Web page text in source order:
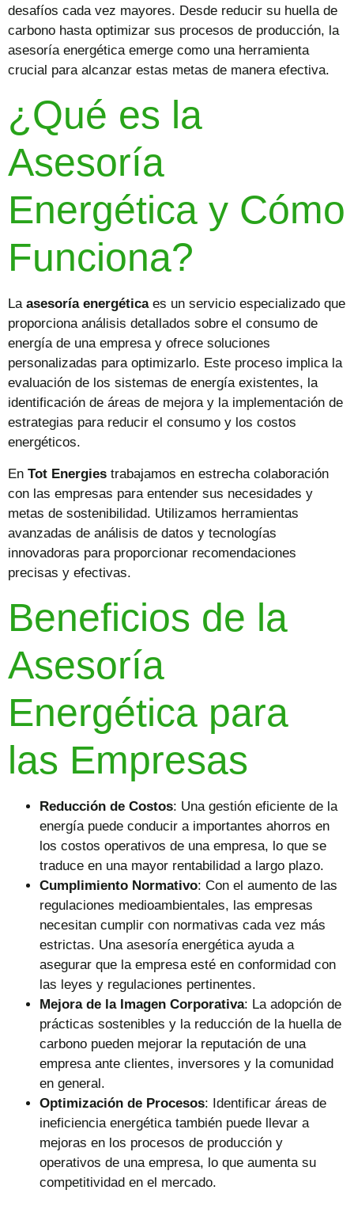
desafíos cada vez mayores. Desde reducir su huella de
carbono hasta optimizar sus procesos de producción, la
asesoría energéticaemerge como una herramienta
crucial para alcanzar estas metas de manera efectiva.
¿Qué es la
Asesoría
Energética y Cómo
Funciona?
La asesoría energéticaes un servicio especializado que
proporciona análisis detallados sobre el consumo de
energía de una empresa y ofrece soluciones
personalizadas para optimizarlo. Este proceso implica la
evaluación de los sistemas de energía existentes, la
identificación de áreas de mejora y la implementación de
estrategias para reducir el consumo y los costos
energéticos.
En Tot Energies trabajamos en estrecha colaboración
con las empresas para entender sus necesidades y
metas de sostenibilidad. Utilizamos herramientas
avanzadas de análisis de datos y tecnologías
innovadoras para proporcionar recomendaciones
precisas y efectivas.
Beneficios de la
Asesoría
Energética para
las Empresas
Reducción de Costos: Una gestión eficiente de la
energía puede conducir a importantes ahorros en
los costos operativos de una empresa, lo que se
traduce en una mayor rentabilidad a largo plazo.
Cumplimiento Normativo: Con el aumento de las
regulaciones medioambientales, las empresas
necesitan cumplir con normativas cada vez más
estrictas. Una asesoría energética ayuda a
asegurar que la empresa esté en conformidad con
las leyes y regulaciones pertinentes.
Mejora de la Imagen Corporativa: La adopción de
prácticas sostenibles y la reducción de la huella de
carbono pueden mejorar la reputación de una
empresa ante clientes, inversores y la comunidad
en general.
Optimización de Procesos: Identificar áreas de
ineficiencia energética también puede llevar a
mejoras en los procesos de producción y
operativos de una empresa, lo que aumenta su
competitividad en el mercado.